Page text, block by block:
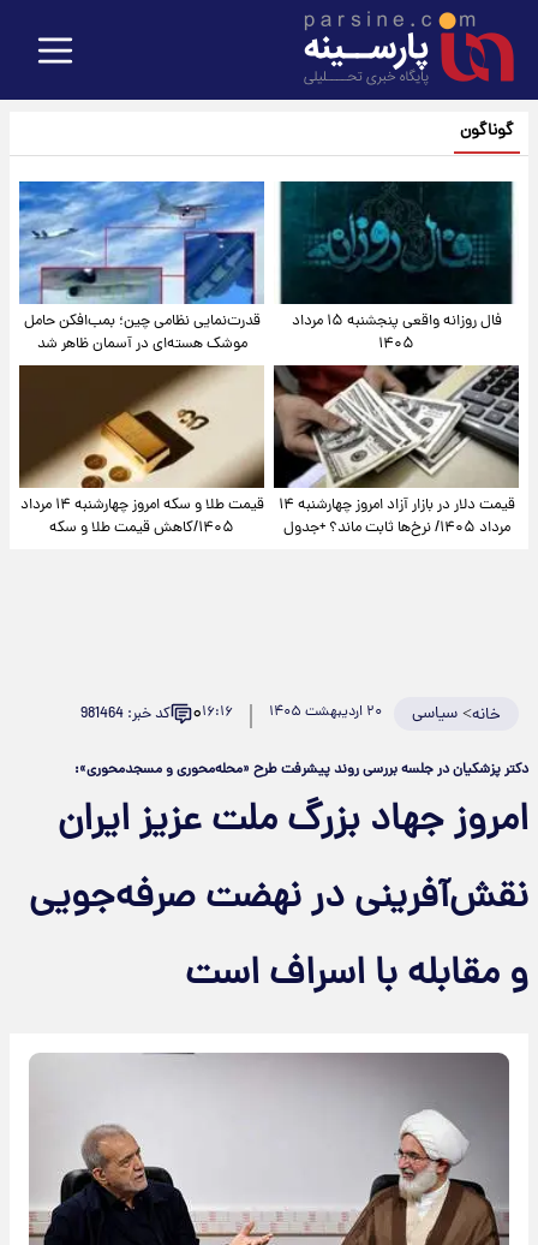
گوناگون
فال روزانه واقعی پنجشنبه ۱۵ مرداد
۱۴۰۵
قدرت‌نمایی نظامی چین؛ بمب‌افکن حامل
موشک هسته‌ای در آسمان ظاهر شد
قیمت دلار در بازار آزاد امروز چهارشنبه ۱۴
مرداد ۱۴۰۵/ نرخ‌ها ثابت ماند؟ +جدول
قیمت طلا و سکه امروز چهارشنبه ۱۴ مرداد
۱۴۰۵/کاهش قیمت طلا و سکه
خانه>سیاسی ۲۰ اردیبهشت ۱۴۰۵ ۱۶:۱۶۰ کد خبر: 981464
دکتر پزشکیان در جلسه بررسی روند پیشرفت طرح «محله‌محوری و مسجد‌محوری»:
امروز جهاد بزرگ ملت عزیز ایران
نقش‌آفرینی در نهضت صرفه‌جویی
و مقابله با اسراف است